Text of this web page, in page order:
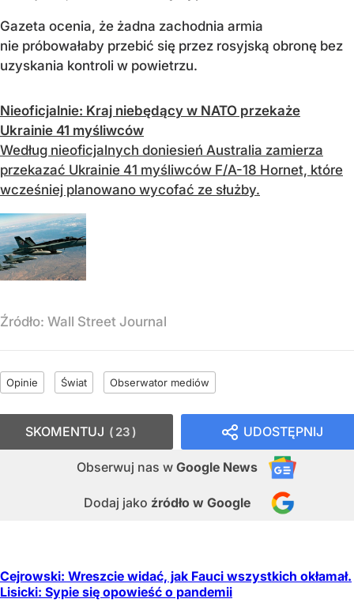
Gazeta ocenia, że żadna zachodnia armia
nie próbowałaby przebić się przez rosyjską obronę bez
uzyskania kontroli w powietrzu.
Nieoficjalnie: Kraj niebędący w NATO przekaże
Ukrainie 41 myśliwców
Według nieoficjalnych doniesień Australia zamierza
przekazać Ukrainie 41 myśliwców F/A-18 Hornet, które
wcześniej planowano wycofać ze służby.
Źródło: Wall Street Journal
Opinie Świat Obserwator mediów
UDOSTĘPNIJ
Obserwuj nas w Google News
Dodaj jako źródło w Google
SKOMENTUJ 23
Cejrowski: Wreszcie widać, jak Fauci wszystkich okłamał.
Lisicki: Sypie się opowieść o pandemii